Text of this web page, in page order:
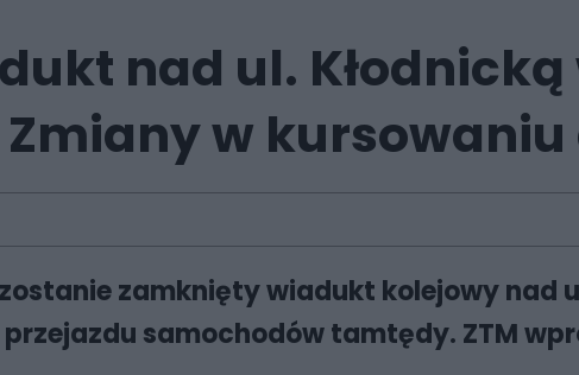
nad ul.
w kursowaniu
zamknięty wiadukt kolejowy nad
samochodów tamtędy. ZTM